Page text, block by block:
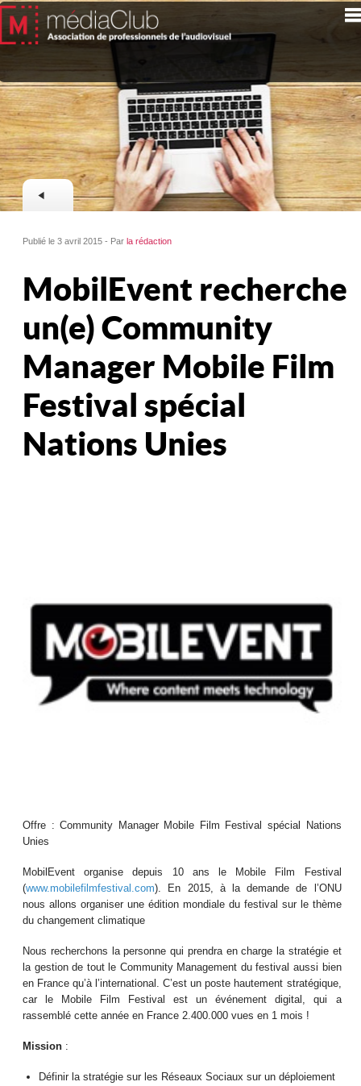
Publié le 3 avril 2015 - Parla rédaction
MobilEvent recherche
un(e) Community
Manager Mobile Film
Festival spécial
Nations Unies
Offre : Community Manager Mobile Film Festival spécial Nations
Unies
MobilEvent organise depuis 10 ans le Mobile Film Festival
(www.mobilefilmfestival.com). En 2015, à la demande de l’ONU
nous allons organiser une édition mondiale du festival sur le thème
du changement climatique
Nous recherchons la personne qui prendra en charge la stratégie et
la gestion de tout le Community Management du festival aussi bien
en France qu’à l’international. C’est un poste hautement stratégique,
car le Mobile Film Festival est un événement digital, qui a
rassemblé cette année en France 2.400.000 vues en 1 mois !
Mission :
Définir la stratégie sur les Réseaux Sociaux sur un déploiement